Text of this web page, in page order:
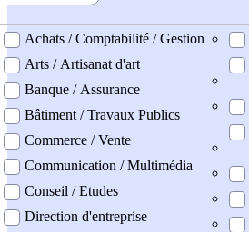
professionel
Achats / Comptabilité / Gestion
Arts / Artisanat d'art
Banque / Assurance
Bâtiment / Travaux Publics
Commerce / Vente
Communication / Multimédia
Conseil / Etudes
Direction d'entreprise